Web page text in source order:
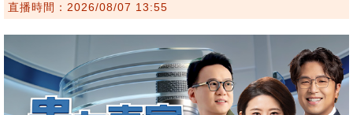
直播時間：2026/08/07 13:55